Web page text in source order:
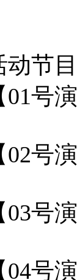
动节目
01
02
03
04